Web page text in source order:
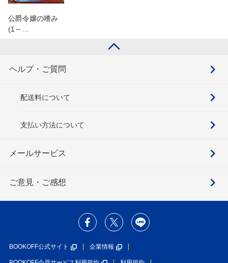
公爵令嬢の嗜み
(1～…
ヘルプ・ご質問
配送料について
支払い方法について
メールサービス
ご意見・ご感想
BOOKOFF公式サイト 企業情報